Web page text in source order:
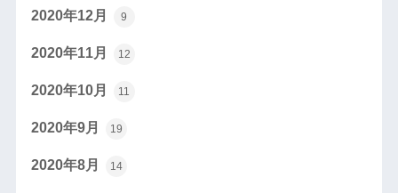
2020年12月 9
2020年11月 12
2020年10月 11
2020年9月 19
2020年8月 14